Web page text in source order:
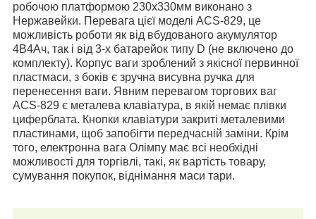
робочою платформою 230х330мм виконано з
Нержавейки. Перевага цієї моделі ACS-829, це
можливість роботи як від вбудованого акумулятор
4В4Ач, так і від 3-х батарейок типу D (не включено до
комплекту). Корпус ваги зроблений з якісної первинної
пластмаси, з боків є зручна висувна ручка для
перенесення ваги. Явним перевагом торгових ваг
ACS-829 є металева клавіатура, в якій немає плівки
циферблата. Кнопки клавіатури закриті металевими
пластинами, щоб запобігти передчасній заміни. Крім
того, електронна вага Олімпу має всі необхідні
можливості для торгівлі, такі, як вартість товару,
сумування покупок, віднімання маси тари.